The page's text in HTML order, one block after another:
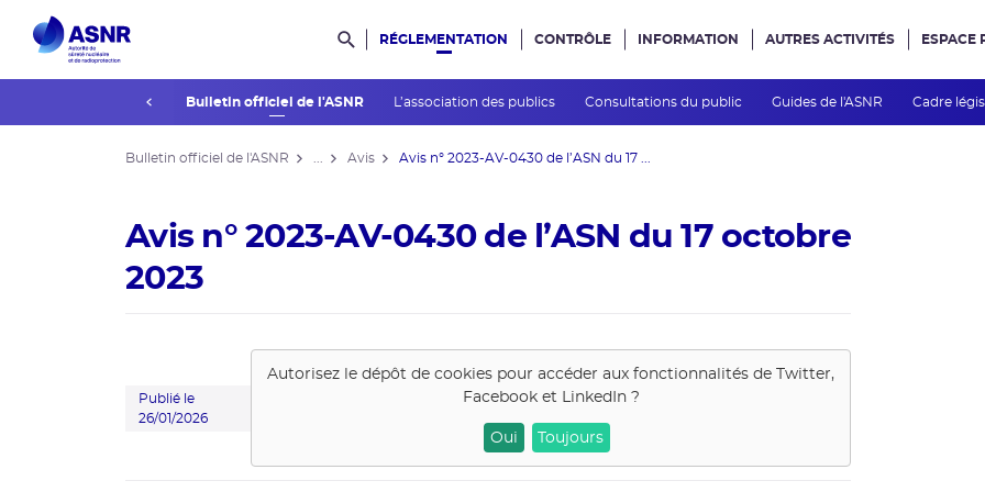
Rechercher dans le site
RÉGLEMENTATION
La réglementation Bulletin officiel de l'ASNR L’association des publics Consultations du public Guides de l'ASNR Cadre
CONTRÔLE INFORMATION AUTRES ACTIVITÉS ESPACE
Bulletin officiel de l'ASNR Avis Avis n° 2023-AV-0430 de l’ASN du 17 ...
Avis n° 2023-AV-0430 de l’ASN du 17 octobre
2023
Publié le
26/01/2026
Autorisez le dépôt de cookies pour accéder aux fonctionnalités de
Twitter,
Facebook et LinkedIn?
Oui Toujours